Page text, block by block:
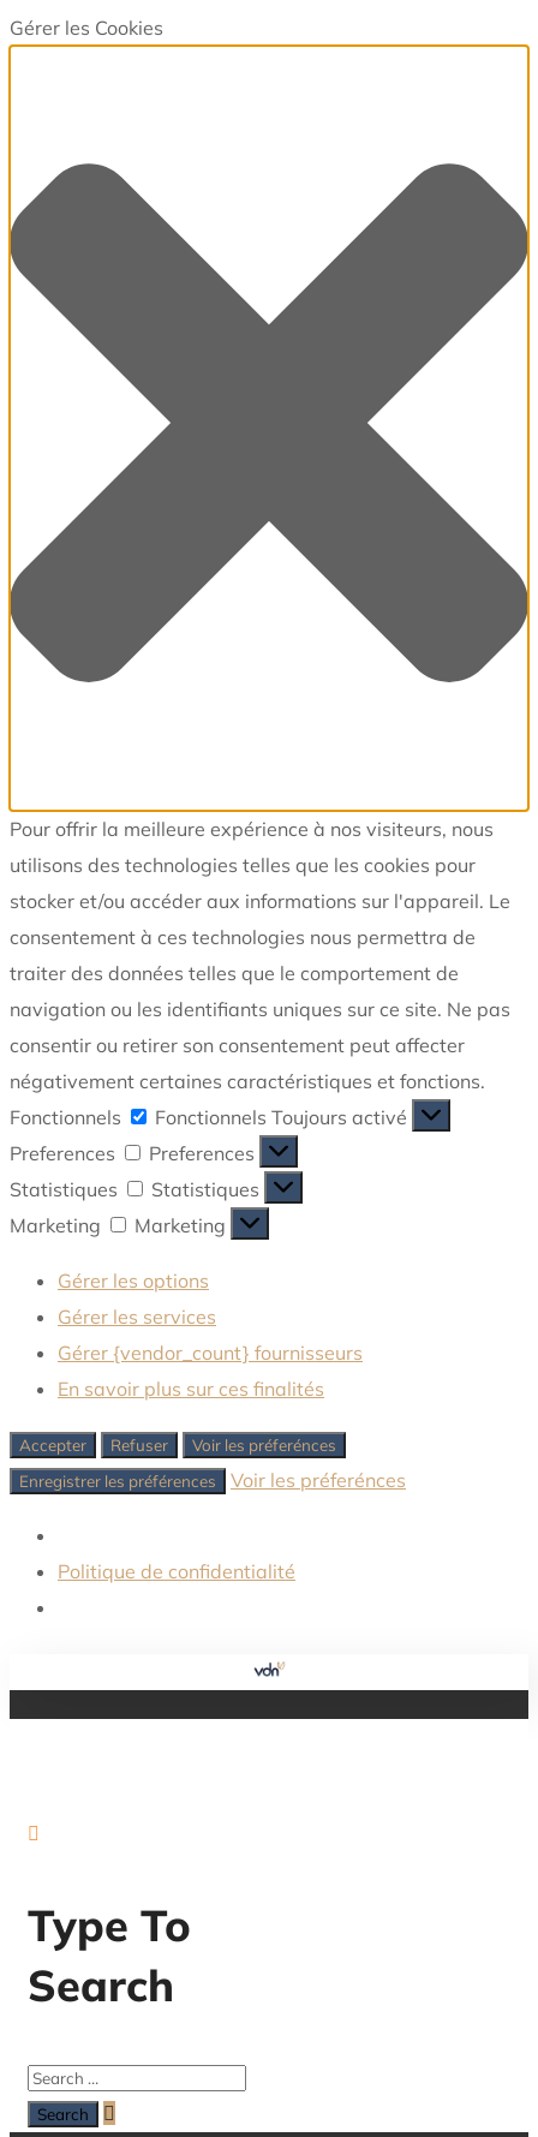
Gérer les Cookies
Pour offrir la meilleure expérience à nos visiteurs, nous
utilisons des technologies telles que les cookies pour
stocker et/ou accéder aux informations sur l'appareil. Le
consentement à ces technologies nous permettra de
traiter des données telles que le comportement de
navigation ou les identifiants uniques sur ce site. Ne pas
consentir ou retirer son consentement peut affecter
négativement certaines caractéristiques et fonctions.
Fonctionnels
Fonctionnels Toujours activé
Preferences
Preferences
Statistiques
Statistiques
Marketing
Marketing
Gérer les options
Gérer les services
Gérer {vendor_count} fournisseurs
En savoir plus sur ces finalités
Accepter Refuser
Voir les préferénces
Enregistrer les préférences
Voir les préferénces
Politique de confidentialité
Type To
Search